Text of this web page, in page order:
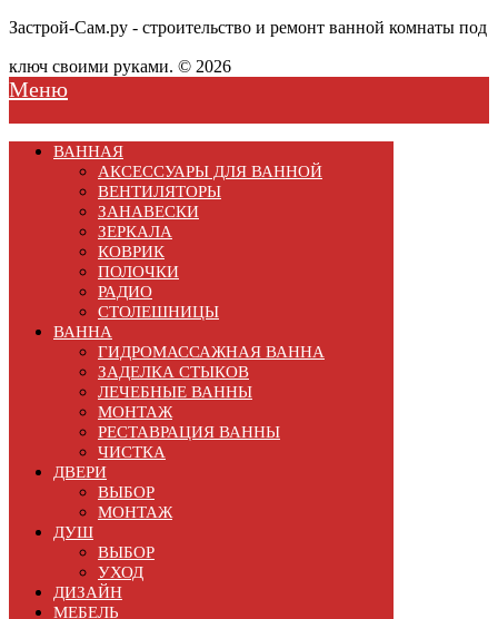
Застрой-Сам.ру - строительство и ремонт ванной комнаты под
ключ своими руками. © 2026
Меню
ВАННАЯ
АКСЕССУАРЫ ДЛЯ ВАННОЙ
ВЕНТИЛЯТОРЫ
ЗАНАВЕСКИ
ЗЕРКАЛА
КОВРИК
ПОЛОЧКИ
РАДИО
СТОЛЕШНИЦЫ
ВАННА
ГИДРОМАССАЖНАЯ ВАННА
ЗАДЕЛКА СТЫКОВ
ЛЕЧЕБНЫЕ ВАННЫ
МОНТАЖ
РЕСТАВРАЦИЯ ВАННЫ
ЧИСТКА
ДВЕРИ
ВЫБОР
МОНТАЖ
ДУШ
ВЫБОР
УХОД
ДИЗАЙН
МЕБЕЛЬ